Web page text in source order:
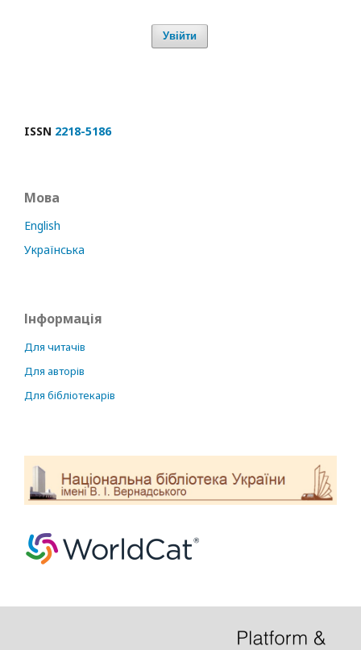
Увійти
ISSN 2218-5186
Мова
English
Українська
Інформація
Для читачів
Для авторів
Для бібліотекарів